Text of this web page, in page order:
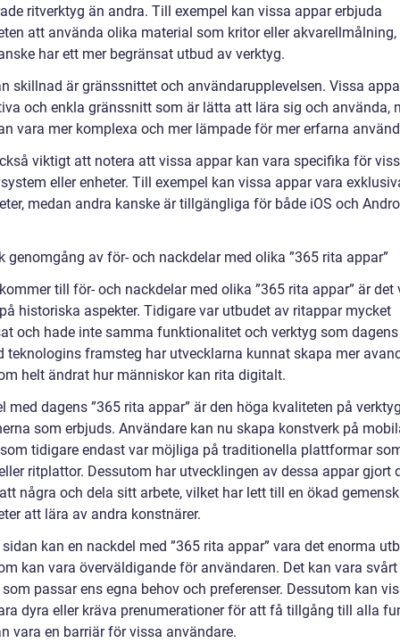
ritverktyg än andra. Till exempel kan vissa appar erbjuda
att använda olika material som kritor eller akvarellmålning,
har ett mer begränsat utbud av verktyg.
skillnad är gränssnittet och användarupplevelsen. Vissa
och enkla gränssnitt som är lätta att lära sig och använda,
vara mer komplexa och mer lämpade för mer erfarna
viktigt att notera att vissa appar kan vara specifika för
eller enheter. Till exempel kan vissa appar vara
medan andra kanske är tillgängliga för både iOS och
genomgång av för- och nackdelar med olika ”365 rita appar”
till för- och nackdelar med olika ”365 rita appar” är det
historiska aspekter. Tidigare var utbudet av ritappar mycket
och hade inte samma funktionalitet och verktyg som
teknologins framsteg har utvecklarna kunnat skapa mer
helt ändrat hur människor kan rita digitalt.
med dagens ”365 rita appar” är den höga kvaliteten på
som erbjuds. Användare kan nu skapa konstverk på
tidigare endast var möjliga på traditionella plattformar
ritplattor. Dessutom har utvecklingen av dessa appar gjort
några och dela sitt arbete, vilket har lett till en ökad
att lära av andra konstnärer.
kan en nackdel med ”365 rita appar” vara det enorma
kan vara överväldigande för användaren. Det kan vara
passar ens egna behov och preferenser. Dessutom kan
dyra eller kräva prenumerationer för att få tillgång till alla
vara en barriär för vissa användare.